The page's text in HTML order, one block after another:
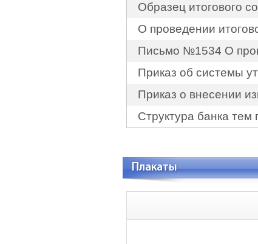
Образец итогового
О проведении
Письмо №1534 О
Приказ об системы
Приказ о внесении
Структура банка
Плакаты